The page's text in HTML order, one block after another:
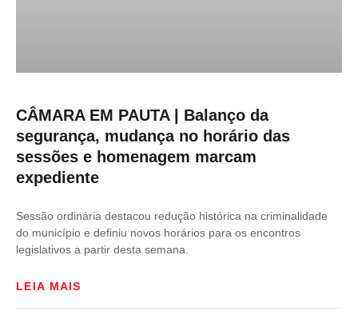
CÂMARA EM PAUTA | Balanço da
segurança, mudança no horário das
sessões e homenagem marcam
expediente
Sessão ordinária destacou redução histórica na criminalidade
do município e definiu novos horários para os encontros
legislativos a partir desta semana.
LEIA MAIS